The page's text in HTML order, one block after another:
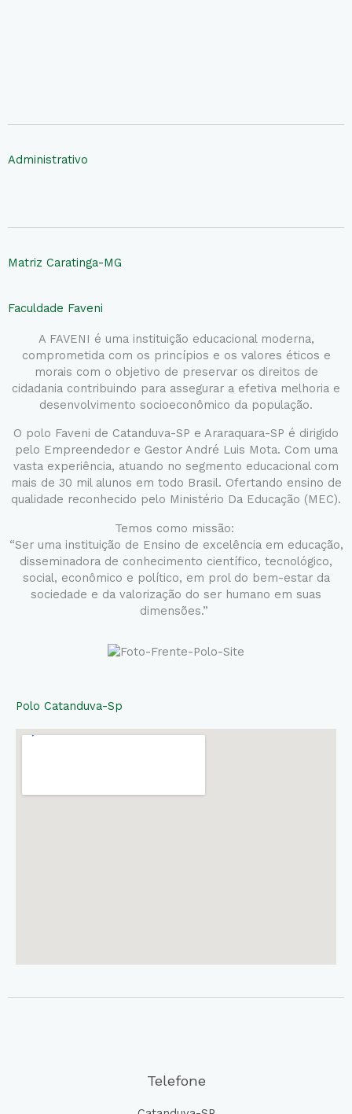
Administrativo
Matriz Caratinga-MG
Faculdade Faveni
A FAVENI é uma instituição educacional moderna,
comprometida com os princípios e os valores éticos e
morais com o objetivo de preservar os direitos de
cidadania contribuindo para assegurar a efetiva melhoria e
desenvolvimento socioeconômico da população.
O polo Faveni de Catanduva-SP e Araraquara-SP é dirigido
pelo Empreendedor e Gestor André Luis Mota. Com uma
vasta experiência, atuando no segmento educacional com
mais de 30 mil alunos em todo Brasil. Ofertando ensino de
qualidade reconhecido pelo Ministério Da Educação (MEC).
Temos como missão:
“Ser uma instituição de Ensino de excelência em educação,
disseminadora de conhecimento científico, tecnológico,
social, econômico e político, em prol do bem-estar da
sociedade e da valorização do ser humano em suas
dimensões.”
Polo Catanduva-Sp
Telefone